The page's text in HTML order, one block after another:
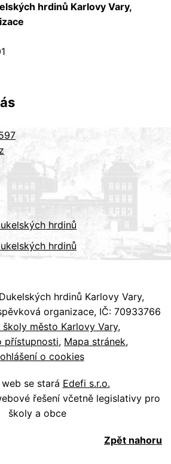
hrdinů Karlovy Vary,
hrdinů
hrdinů
hrdinů Karlovy Vary,
organizace, IČ: 70933766
město Karlovy Vary
přístupnosti Mapa stránek
o cookies
se stará Edefi s.r.o.
řešení včetně legislativy pro
školy a obce
Zpět nahoru